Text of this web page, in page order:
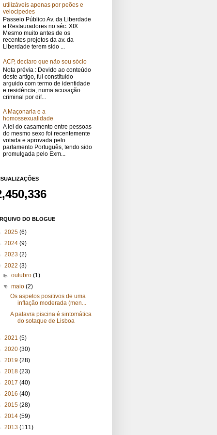
utilizáveis apenas por peões e
velocípedes
Passeio Público Av. da Liberdade
e Restauradores no séc. XIX
Mesmo muito antes de os
recentes projetos da av. da
Liberdade terem sido ...
ACP, declaro que não sou sócio
Nota prévia : Devido ao conteúdo
deste artigo, fui constituído
arguido com termo de identidade
e residência, numa acusação
criminal por dif...
A Maçonaria e a
homossexualidade
A lei do casamento entre pessoas
do mesmo sexo foi recentemente
votada e aprovada pelo
parlamento Português, tendo sido
promulgada pelo Exm...
DO BLOGUE
2025 (6)
2024 (9)
2023 (2)
2022 (3)
►outubro(1)
▼maio(2)
Os aspetos positivos de uma
inflação moderada (men...
A palavra piscina é sintomática
do sotaque de Lisboa
2021 (5)
2020 (30)
2019 (28)
2018 (23)
2017 (40)
2016 (40)
2015 (28)
2014 (59)
2013 (111)